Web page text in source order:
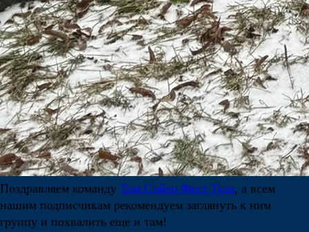
Поздравляем команду Том Сойер Фест Тула, а всем
нашим подписчикам рекомендуем заглянуть к ним
группу и похвалить еще и там!